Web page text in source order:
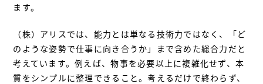
ます。
（株）アリスでは、能力とは単なる技術力ではなく、「ど
のような姿勢で仕事に向き合うか」まで含めた総合力だと
考えています。例えば、物事を必要以上に複雑化せず、本
質をシンプルに整理できること。考えるだけで終わらず、